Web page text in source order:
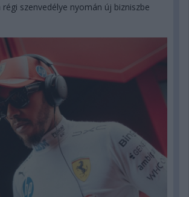
szenvedélye nyomán új bizniszbe